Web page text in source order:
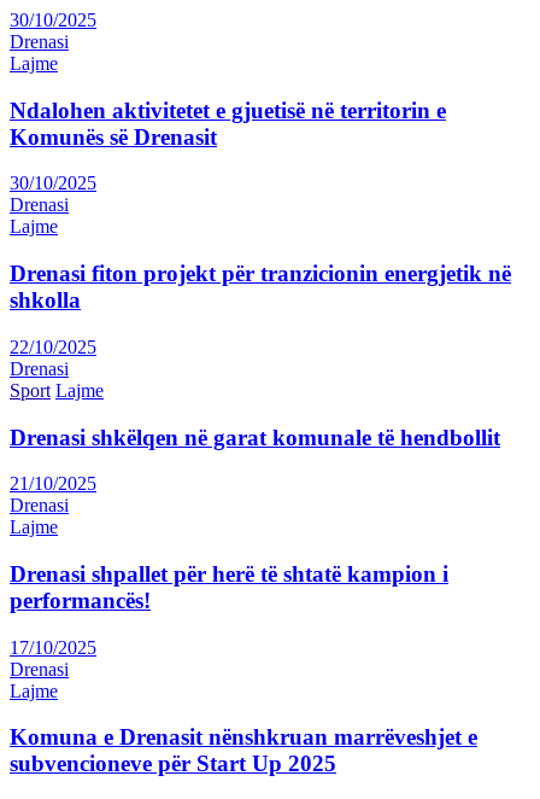
30/10/2025
Drenasi
Lajme
Ndalohen aktivitetet e gjuetisë në territorin e
Komunës së Drenasit
30/10/2025
Drenasi
Lajme
Drenasi fiton projekt për tranzicionin energjetik në
shkolla
22/10/2025
Drenasi
Sport Lajme
Drenasi shkëlqen në garat komunale të hendbollit
21/10/2025
Drenasi
Lajme
Drenasi shpallet për herë të shtatë kampion i
performancës!
17/10/2025
Drenasi
Lajme
Komuna e Drenasit nënshkruan marrëveshjet e
subvencioneve për Start Up 2025